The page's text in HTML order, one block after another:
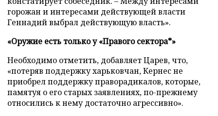
горожан и интересами действующей власти
Геннадий выбрал действующую власть».
«Оружие есть только у «Правого сектора*»
Необходимо отметить, добавляет Царев, что,
«потеряв поддержку харьковчан, Кернес не
приобрел поддержку праворадикалов, которые,
памятуя о его старых заявлениях, по-прежнему
относились к нему достаточно агрессивно».